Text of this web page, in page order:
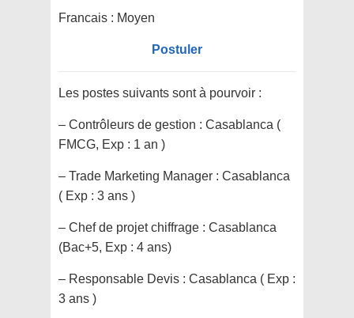
Francais : Moyen
Postuler
Les postes suivants sont à pourvoir :
– Contrôleurs de gestion : Casablanca (
FMCG, Exp : 1 an )
– Trade Marketing Manager : Casablanca
( Exp : 3 ans )
– Chef de projet chiffrage : Casablanca
(Bac+5, Exp : 4 ans)
– Responsable Devis : Casablanca ( Exp :
3 ans )